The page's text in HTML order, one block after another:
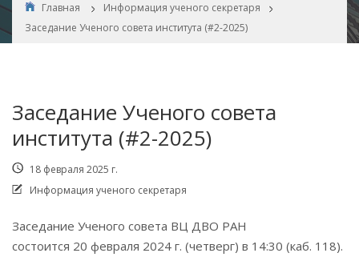
Главная
Информация ученого секретаря
Заседание Ученого совета института (#2-2025)
Заседание Ученого совета
института (#2-2025)
18 февраля 2025 г.
Информация ученого секретаря
Заседание Ученого совета ВЦ ДВО РАН
состоится 20 февраля 2024 г. (четверг) в 14:30 (каб. 118).